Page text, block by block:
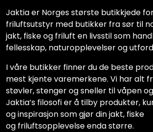
Jaktia er Norges største butikkjede
friluftsutstyr med butikker fra sør til
jakt, fiske og friluft en livsstil som
fellesskap, naturopplevelser og
I våre butikker finner du de beste
mest kjente varemerkene. Vi har alt
støvler, stenger og sneller til våpen
Jaktia’s filosofi er å tilby produkter,
og inspirasjon som gjør din jakt, fiske
og friluftsopplevelse enda større.